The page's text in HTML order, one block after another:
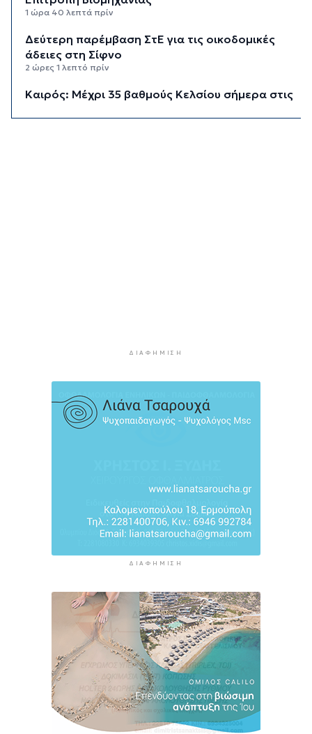
1 ώρα 40 λεπτά πρίν
Δεύτερη παρέμβαση ΣτΕ για τις οικοδομικές
άδειες στη Σίφνο
2 ώρες 1 λεπτό πρίν
Καιρός: Μέχρι 35 βαθμούς Κελσίου σήμερα στις
ΔΙΑΦΉΜΙΣΗ
ΔΙΑΦΉΜΙΣΗ